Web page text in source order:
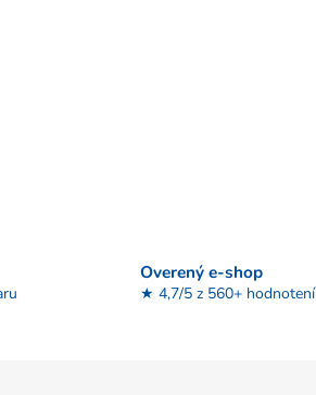
Overený e-shop
★ 4,7/5 z 560+ hodnotení